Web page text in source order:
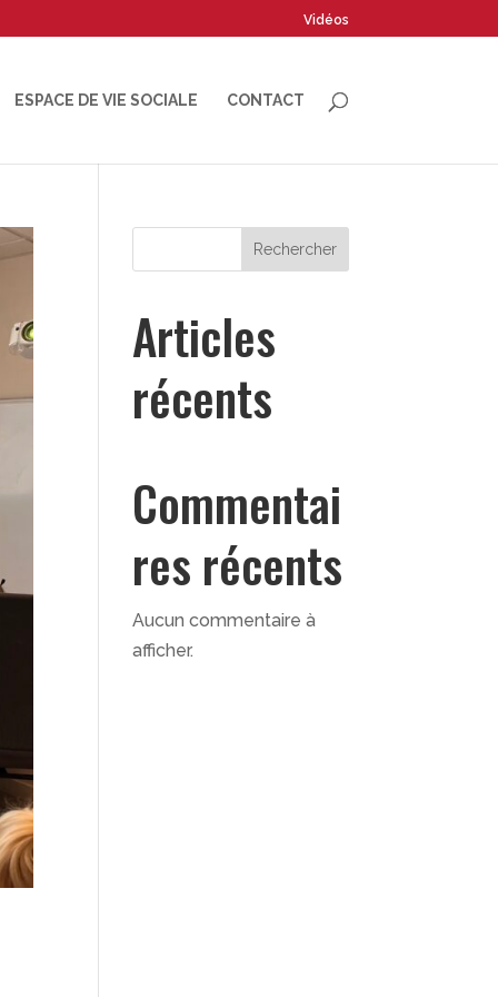
Vidéos
ESPACE DE VIE SOCIALE CONTACT
Rechercher
Articles
récents
Commentai
res récents
Aucun commentaire à
afficher.